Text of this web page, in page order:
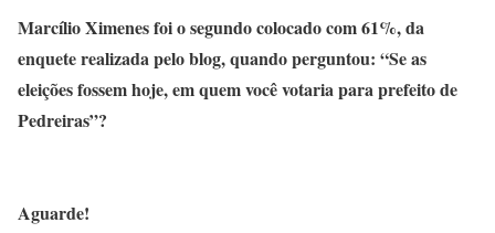
Marcílio Ximenes foi o segundo colocado com 61%, da
enquete realizada pelo blog, quando perguntou: “Se as
eleições fossem hoje, em quem você votaria para prefeito de
Pedreiras”?
Aguarde!